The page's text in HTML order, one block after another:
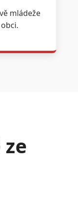
mládeže